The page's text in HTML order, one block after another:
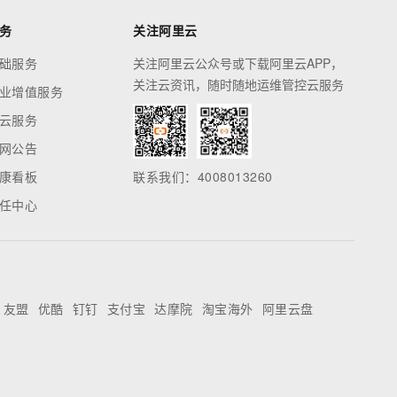
服务
增值服务
服务
公告
看板
中心
关注阿里云
关注阿里云公众号或下载阿里云APP，
关注云资讯，随时随地运维管控云服务
联系我们：4008013260
友盟 优酷 钉钉 支付宝 达摩院 淘宝海外 阿里云盘